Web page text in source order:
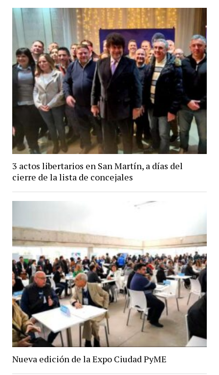
3 actos libertarios en San Martín, a días del
cierre de la lista de concejales
Nueva edición de la Expo Ciudad PyME